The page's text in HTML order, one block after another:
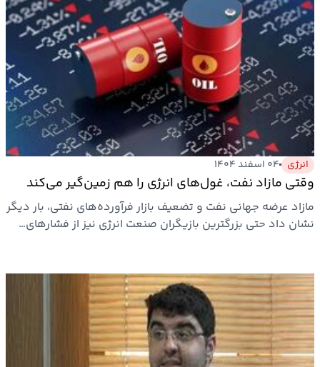
انرژی ۰۴ اسفند ۱۴۰۴
وقتی مازاد نفت، غول‌های انرژی را هم زمین‌گیر می‌کند
مازاد عرضه جهانی نفت و تضعیف بازار فرآورده‌های نفتی، بار دیگر
نشان داد حتی بزرگترین بازیگران صنعت انرژی نیز از فشارهای…